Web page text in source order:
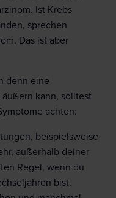
Ist Krebs
sprechen
Das ist aber
denn eine
kann, solltest
achten:
beispielsweise
außerhalb deiner
Regel, wenn du
bist.